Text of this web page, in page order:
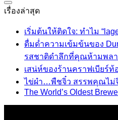
เรื่องล่าสุด
เริ่มต้นให้ติดใจ: ทำไม
ดื่มด่ำความเข้มข้นของ
รสชาติดำลึกที่คุณห้ามพล
เสน่ห์ของร้านคราฟเบียร์ท้
ไข่ผำ…พืชจิ๋ว สรรพคุณไม่
The World’s Oldest